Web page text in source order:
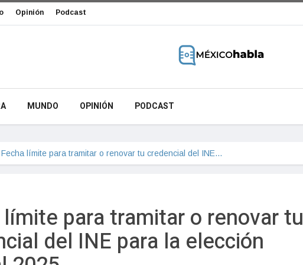
Opinión Podcast
MUNDO OPINIÓN PODCAST
Fecha límite para tramitar o renovar tu credencial del INE…
límite para tramitar o renovar tu
del INE para la elección